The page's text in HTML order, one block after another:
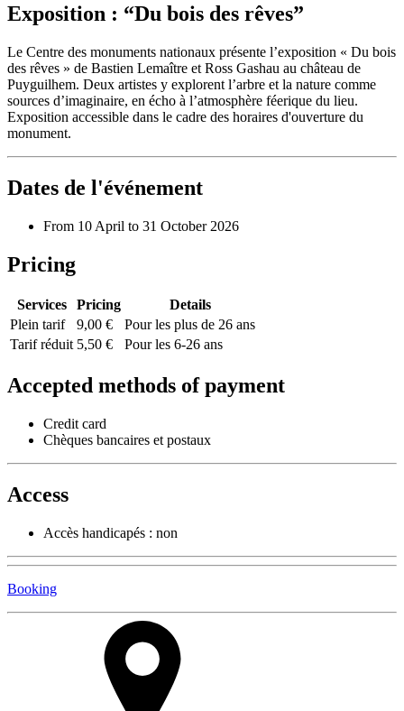
Exposition : “Du bois des rêves”
Le Centre des monuments nationaux présente l’exposition « Du bois
des rêves » de Bastien Lemaître et Ross Gashau au château de
Puyguilhem. Deux artistes y explorent l’arbre et la nature comme
sources d’imaginaire, en écho à l’atmosphère féerique du lieu.
Exposition accessible dans le cadre des horaires d'ouverture du
monument.
Dates de l'événement
From 10 April to 31 October 2026
Pricing
Services Pricing
Details
Plein tarif
9,00 €
Pour les plus de 26 ans
Tarif réduit 5,50 € Pour les 6-26 ans
Accepted methods of payment
Credit card
Chèques bancaires et postaux
Access
Accès handicapés : non
Booking